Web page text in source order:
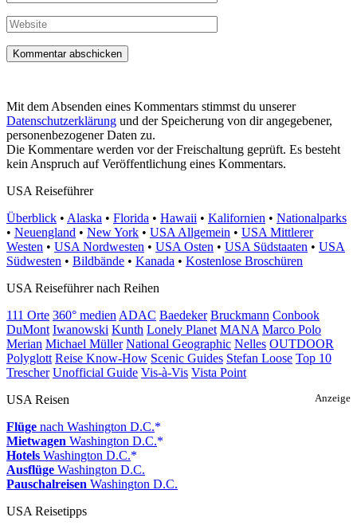
Mail-
Adresse
Website
Mit dem Absenden eines Kommentars stimmst du unserer
Datenschutzerklärung und der Speicherung von dir angegebener,
personenbezogener Daten zu.
Die Kommentare werden vor der Freischaltung geprüft. Es besteht
kein Anspruch auf Veröffentlichung eines Kommentars.
USA Reiseführer
Überblick • Alaska • Florida • Hawaii • Kalifornien • Nationalparks
• Neuengland • New York • USA Allgemein • USA Mittlerer
Westen • USA Nordwesten • USA Osten • USA Südstaaten • USA
Südwesten • Bildbände • Kanada • Kostenlose Broschüren
USA Reiseführer nach Reihen
111 Orte 360° medien ADAC Baedeker Bruckmann Conbook
DuMont Iwanowski Kunth Lonely Planet MANA Marco Polo
Merian Michael Müller National Geographic Nelles OUTDOOR
Polyglott Reise Know-How Scenic Guides Stefan Loose Top 10
Trescher Unofficial Guide Vis-à-Vis Vista Point
Anzeige
USA Reisen
Flüge nach Washington D.C.
Mietwagen Washington D.C.
Hotels Washington D.C.
Ausflüge Washington D.C.
Pauschalreisen Washington D.C.
USA Reisetipps